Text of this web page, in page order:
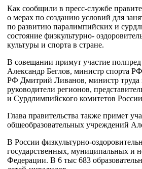
Как сообщили в пресс-службе
о мерах по созданию условий для
по развитию паралимпийских и
состояние физкультурно-
культуры и спорта в стране.
В совещании примут участие
Александр Беглов, министр спорта
РФ Дмитрий Ливанов, министр
руководители регионов,
и Сурдлимпийского комитетов
Глава правительства также примет
общеобразовательных учреждений
В России физкультурно-
государственных, муниципальных и
Федерации. В 6 тыс 683